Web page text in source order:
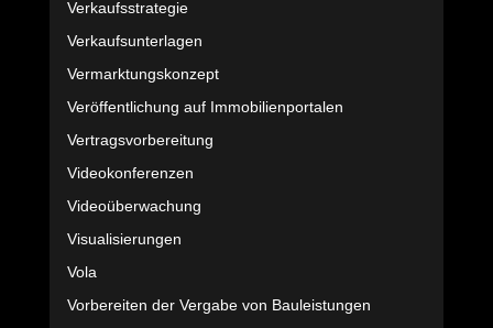
Verkaufsstrategie
Verkaufsunterlagen
Vermarktungskonzept
Veröffentlichung auf Immobilienportalen
Vertragsvorbereitung
Videokonferenzen
Videoüberwachung
Visualisierungen
Vola
Vorbereiten der Vergabe von Bauleistungen